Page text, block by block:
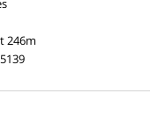
246m